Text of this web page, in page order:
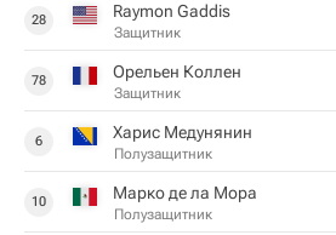
28 Raymon Gaddis
Защитник
78 Орельен Коллен
Защитник
6 Харис Медунянин
Полузащитник
10 Марко де ла Мора
Полузащитник